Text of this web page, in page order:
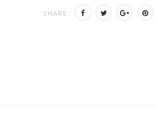
SHARE: